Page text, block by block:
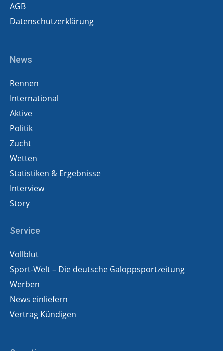
AGB
Datenschutzerklärung
News
Rennen
International
Aktive
Politik
Zucht
Wetten
Statistiken & Ergebnisse
Interview
Story
Service
Vollblut
Sport-Welt – Die deutsche Galoppsportzeitung
Werben
News einliefern
Vertrag Kündigen